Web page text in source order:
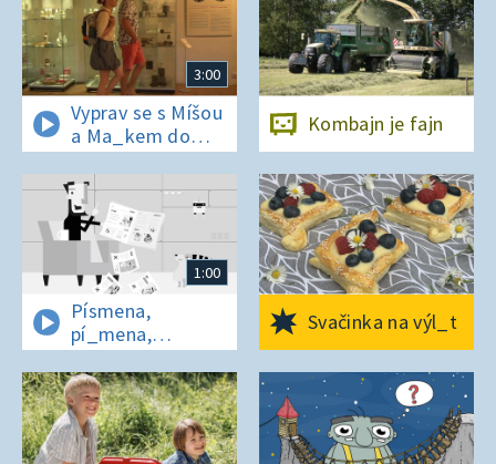
3:00
Vyprav se s Míšou
a Ma_kem do
Dobrovických
muzeí
Kombajn je fajn
1:00
Písmena,
pí_mena,
písmena
Svačinka na výl_t